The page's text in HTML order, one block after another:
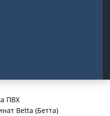
ПВХ
Betta (Бетта)